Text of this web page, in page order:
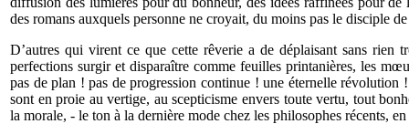
des romans auxquels personne ne croyait, du moins pas le disciple
D’autres qui virent ce que cette rêverie a de déplaisant sans
perfections surgir et disparaître comme feuilles printanières, les
pas de plan ! pas de progression continue ! une éternelle
sont en proie au vertige, au scepticisme envers toute vertu, tout
la morale, - le ton à la dernière mode chez les philosophes récents,